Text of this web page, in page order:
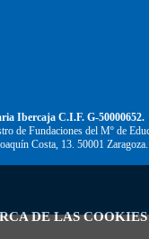
DE LAS
Ibercaja C.I.F. G-50000652.
de Fundaciones del Mº de
Costa, 13. 50001 Zaragoza.